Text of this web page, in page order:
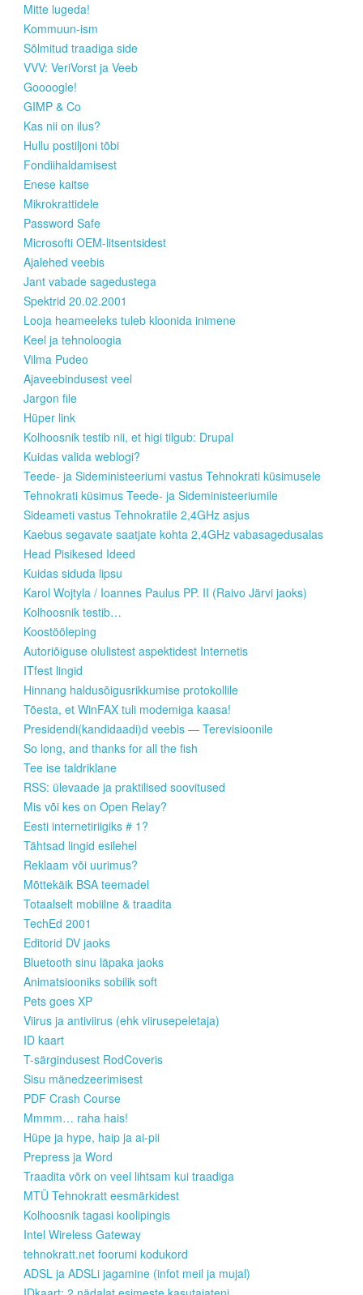
Mitte lugeda!
Kommuun-ism
Sõlmitud traadiga side
VVV: VeriVorst ja Veeb
Goooogle!
GIMP & Co
Kas nii on ilus?
Hullu postiljoni tõbi
Fondiihaldamisest
Enese kaitse
Mikrokrattidele
Password Safe
Microsofti OEM-litsentsidest
Ajalehed veebis
Jant vabade sagedustega
Spektrid 20.02.2001
Looja heameeleks tuleb kloonida inimene
Keel ja tehnoloogia
Vilma Pudeo
Ajaveebindusest veel
Jargon file
Hüper link
Kolhoosnik testib nii, et higi tilgub: Drupal
Kuidas valida weblogi?
Teede- ja Sideministeeriumi vastus Tehnokrati küsimusele
Tehnokrati küsimus Teede- ja Sideministeeriumile
Sideameti vastus Tehnokratile 2,4GHz asjus
Kaebus segavate saatjate kohta 2,4GHz vabasagedusalas
Head Pisikesed Ideed
Kuidas siduda lipsu
Karol Wojtyla / Ioannes Paulus PP. II (Raivo Järvi jaoks)
Kolhoosnik testib…
Koostööleping
Autoriõiguse olulistest aspektidest Internetis
ITfest lingid
Hinnang haldusõigusrikkumise protokollile
Tõesta, et WinFAX tuli modemiga kaasa!
Presidendi(kandidaadi)d veebis — Terevisioonile
So long, and thanks for all the fish
Tee ise taldriklane
RSS: ülevaade ja praktilised soovitused
Mis või kes on Open Relay?
Eesti internetiriigiks # 1?
Tähtsad lingid esilehel
Reklaam või uurimus?
Mõttekäik BSA teemadel
Totaalselt mobiilne & traadita
TechEd 2001
Editorid DV jaoks
Bluetooth sinu läpaka jaoks
Animatsiooniks sobilik soft
Pets goes XP
Viirus ja antiviirus (ehk viirusepeletaja)
ID kaart
T-särgindusest RodCoveris
Sisu mänedzeerimisest
PDF Crash Course
Mmmm… raha hais!
Hüpe ja hype, haip ja ai-pii
Prepress ja Word
Traadita võrk on veel lihtsam kui traadiga
MTÜ Tehnokratt eesmärkidest
Kolhoosnik tagasi koolipingis
Intel Wireless Gateway
tehnokratt.net foorumi kodukord
ADSL ja ADSLi jagamine (infot meil ja mujal)